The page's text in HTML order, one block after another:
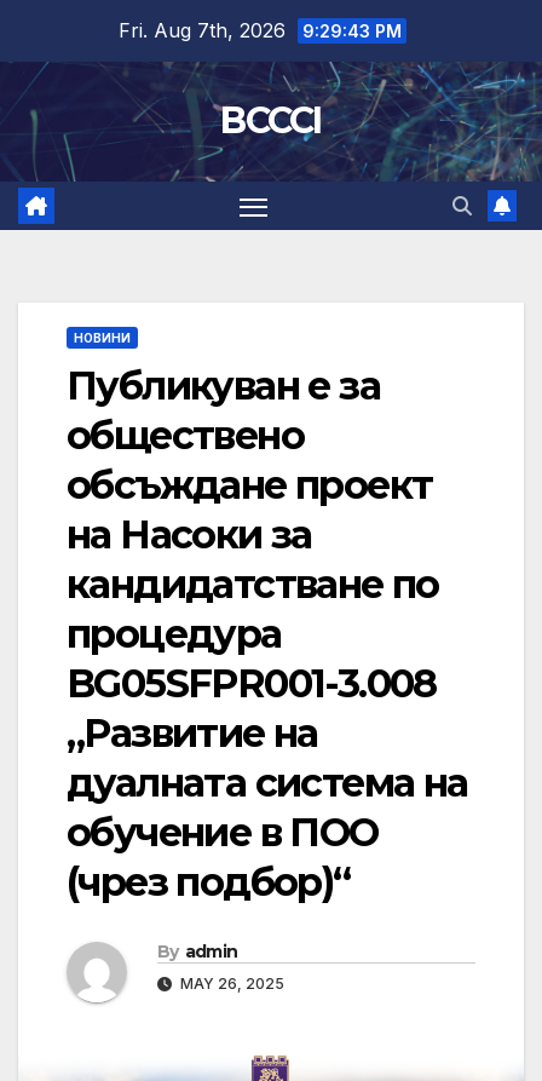
content
Fri. Aug 7th, 2026 9:29:44 PM
BCCCI
НОВИНИ
Публикуван е за
обществено
обсъждане проект
на Насоки за
кандидатстване по
процедура
BG05SFPR001-3.008
„Развитие на
дуалната система на
обучение в ПОО
(чрез подбор)“
By admin
MAY 26, 2025